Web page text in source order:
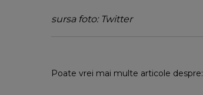
sursa foto: Twitter
Poate vrei mai multe articole despre: